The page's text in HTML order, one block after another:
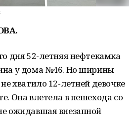
дня 52-летняя нефтекамка
у дома №46. Но ширины
хватило 12-летней девочке
Она влетела в пешехода со
ожидавшая внезапной